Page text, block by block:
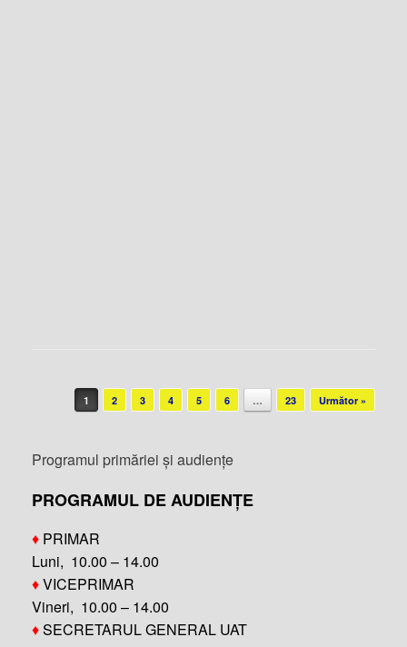
Post navigation
1 2 3 4 5 6 … 23 Următor »
Programul primăriei și audiențe
PROGRAMUL DE AUDIENȚE
♦ PRIMAR
Luni, 10.00 – 14.00
♦VICEPRIMAR
Vineri, 10.00 – 14.00
♦SECRETARUL GENERAL UAT